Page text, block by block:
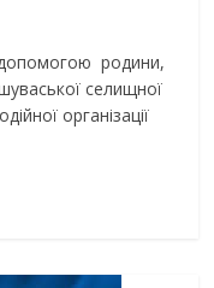
родини,
селищної
організації